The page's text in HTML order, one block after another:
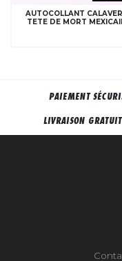
AUTOCOLLANT
TETE DE MORT
PAIEMENT
LIVRAISON